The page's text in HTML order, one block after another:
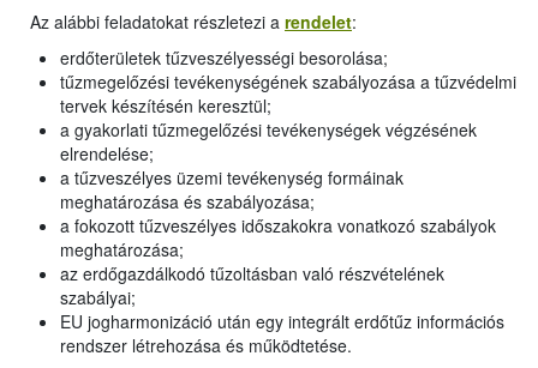
Az alábbi feladatokat részletezi a rendelet:
erdőterületek tűzveszélyességi besorolása;
tűzmegelőzési tevékenységének szabályozása a tűzvédelmi
tervek készítésén keresztül;
a gyakorlati tűzmegelőzési tevékenységek végzésének
elrendelése;
a tűzveszélyes üzemi tevékenység formáinak
meghatározása és szabályozása;
a fokozott tűzveszélyes időszakokra vonatkozó szabályok
meghatározása;
az erdőgazdálkodó tűzoltásban való részvételének
szabályai;
EU jogharmonizáció után egy integrált erdőtűz információs
rendszer létrehozása és működtetése.